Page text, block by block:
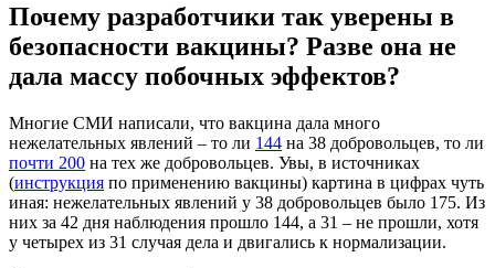
Почему разработчики так уверены в
безопасности вакцины? Разве она не
дала массу побочных эффектов?
Многие СМИ написали, что вакцина дала много
нежелательных явлений – то ли 144 на 38 добровольцев, то ли
почти 200 на тех же добровольцев. Увы, в источниках
(инструкция по применению вакцины) картина в цифрах чуть
иная: нежелательных явлений у 38 добровольцев было 175. Из
них за 42 дня наблюдения прошло 144, а 31 – не прошли, хотя
у четырех из 31 случая дела и двигались к нормализации.